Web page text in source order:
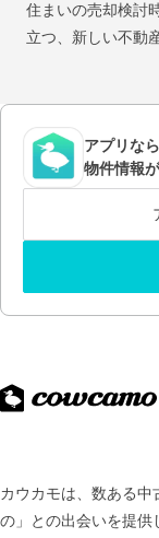
住まいの売却検討
立つ、新しい不動
アプリな
物件情報
カウカモは、数ある中
の」との出会いを提供